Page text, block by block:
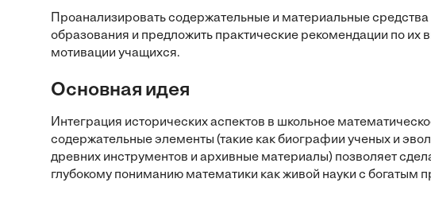
Проанализировать содержательные и материальные
образования и предложить практические рекомендации по
мотивации учащихся.
Основная идея
Интеграция исторических аспектов в школьное
содержательные элементы (такие как биографии ученых и
древних инструментов и архивные материалы) позволяет
глубокому пониманию математики как живой науки с богатым